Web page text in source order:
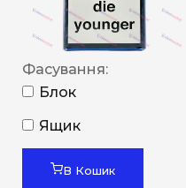
Фасування:
Блок
Ящик
В Кошик